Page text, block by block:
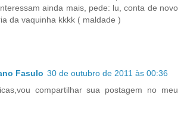
ainda mais, pede: lu, conta de novo
da vaquinha kkkk ( maldade )
Fasulo 30 de outubro de 2011 às 00:36
compartilhar sua postagem no meu